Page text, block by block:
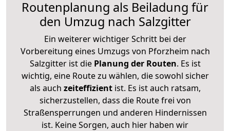
Routenplanung als Beiladung für
den Umzug nach Salzgitter
Ein weiterer wichtiger Schritt bei der
Vorbereitung eines Umzugs von Pforzheim nach
Salzgitter ist diePlanung der Routen. Es ist
wichtig, eine Route zu wählen, die sowohl sicher
als auch zeiteffizientist. Es ist auch ratsam,
sicherzustellen, dass die Route frei von
Straßensperrungen und anderen Hindernissen
ist. Keine Sorgen, auch hier haben wir